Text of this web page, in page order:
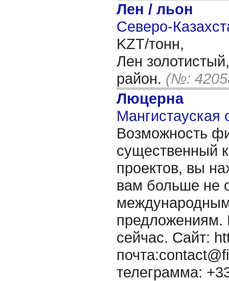
Лен / льон
Северо-
KZT/тонн,
Лен
район. (№:
Люцерна
Возможность
существенный
проектов, вы
вам больше не
предложениям.
сейчас. Сайт:
телеграмма: